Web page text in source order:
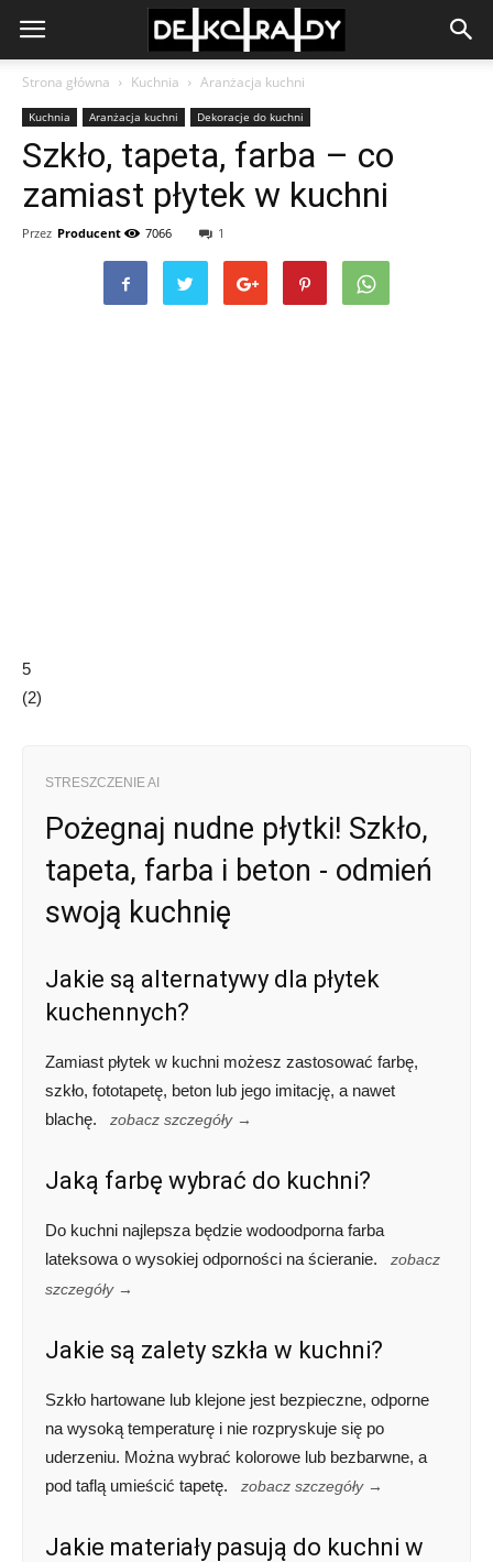
Strona główna Kuchnia Aranżacja kuchni
Kuchnia Aranżacja kuchni Dekoracje do kuchni
Szkło, tapeta, farba – co
zamiast płytek w kuchni
Przez Producent 7066 1
5
(2)
STRESZCZENIE AI
Pożegnaj nudne płytki! Szkło,
tapeta, farba i beton - odmień
swoją kuchnię
Jakie są alternatywy dla płytek
kuchennych?
Zamiast płytek w kuchni możesz zastosować farbę,
szkło, fototapetę, beton lub jego imitację, a nawet
blachę.
zobacz szczegóły →
Jaką farbę wybrać do kuchni?
Do kuchni najlepsza będzie wodoodporna farba
lateksowa o wysokiej odporności na ścieranie.
zobacz
szczegóły →
Jakie są zalety szkła w kuchni?
Szkło hartowane lub klejone jest bezpieczne, odporne
na wysoką temperaturę i nie rozpryskuje się po
uderzeniu. Można wybrać kolorowe lub bezbarwne, a
pod taflą umieścić tapetę.
zobacz szczegóły →
Jakie materiały pasują do kuchni w